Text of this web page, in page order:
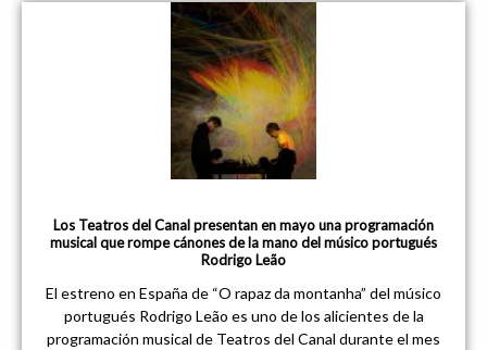
Los Teatros del Canal presentan en mayo una programación
musical que rompe cánones de la mano del músico portugués
Rodrigo Leão
El estreno en España de “O rapaz da montanha” del músico
portugués Rodrigo Leão es uno de los alicientes de la
programación musical de Teatros del Canal durante el mes